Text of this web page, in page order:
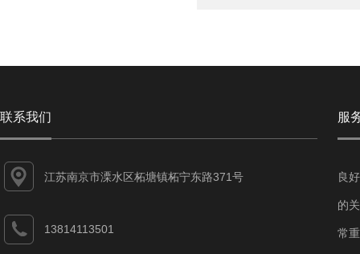
联系我们
江苏南京市溧水区柘塘镇柘宁东路371号
13814113501
服
良
的
常